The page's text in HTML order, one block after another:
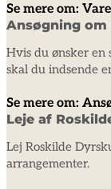
Se mere om:
Ansøgning om
Hvis du ønsker en
skal du indsende
Se mere om:
Leje af
Lej Roskilde
arrangementer.